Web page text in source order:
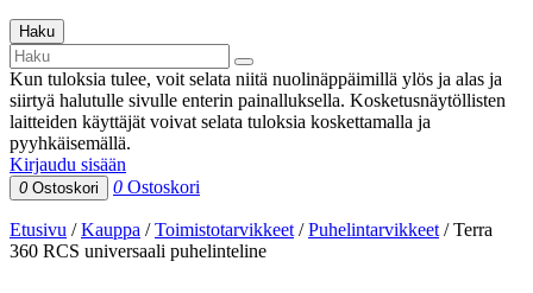
Haku
Kun tuloksia tulee, voit selata niitä nuolinäppäimillä ylös ja alas ja
siirtyä halutulle sivulle enterin painalluksella. Kosketusnäytöllisten
laitteiden käyttäjät voivat selata tuloksia koskettamalla ja
pyyhkäisemällä.
Kirjaudu sisään
0 Ostoskori 0 Ostoskori
Etusivu /Kauppa /Toimistotarvikkeet /Puhelintarvikkeet /Terra
360 RCS universaali puhelinteline